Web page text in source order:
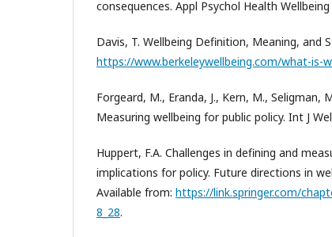
consequences. Appl Psychol Health
Davis, T. Wellbeing Definition, Meaning, and
https://www.berkeleywellbeing.com/what-is-
Forgeard, M., Eranda, J., Kern, M., Seligman,
Measuring wellbeing for public policy. Int J
Huppert, F.A. Challenges in defining and
implications for policy. Future directions in
Available from: https://link.springer.com/
8_28.